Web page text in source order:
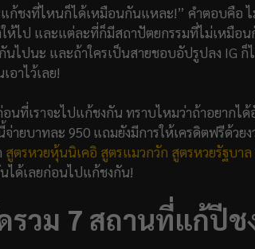
ก้ชงที่ไหนก็ได้เหมือนกันแหละ!” คำตอบคือ ไ
ห้ไป และแต่ละที่ก็มีสถาปัตยกรรมที่ไม่เหมื
นไปนะ และถ้าใครเป็นสายชอบอัปรูปลง IG ก็
อาไว้เลย!
นที่เราจะไปแก้ชงกัน ทราบไหมว่าถ้าอยากได้
จ่ายบาทละ 950 แถมยังมีการให้เครดิตฟรีด้ว
สูตรหวยหุ้นนิเคอิ สูตรแมวกวัก สูตรหวยรัฐบาล
ได้เลยก่อนไปแก้ชงกัน!
รวม 7 สถานที่แก้ปีช